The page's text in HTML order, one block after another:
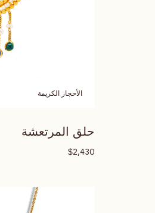
الأحجار الكريمة
حلق المرتعشة
$2,430